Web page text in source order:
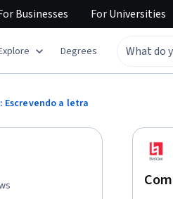
Businesses ForUniversities
Degrees
Escrevendo a letra